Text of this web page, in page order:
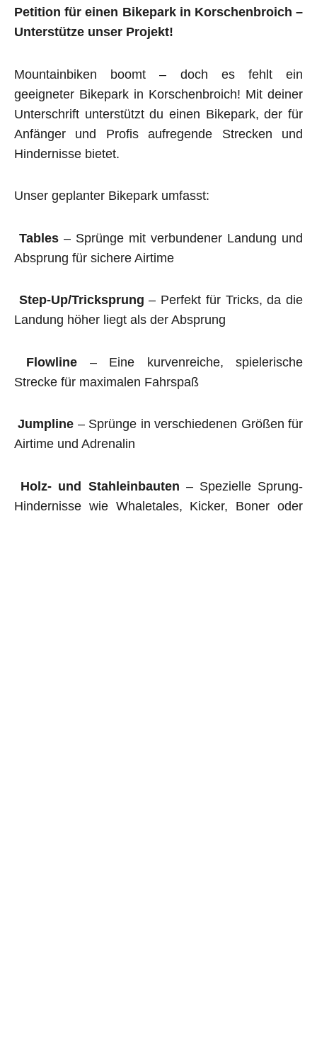
Petition für einen Bikepark in Korschenbroich –
Unterstütze unser Projekt!
Mountainbiken boomt – doch es fehlt ein
geeigneter Bikepark in Korschenbroich! Mit deiner
Unterschrift unterstützt du einen Bikepark, der für
Anfänger und Profis aufregende Strecken und
Hindernisse bietet.
Unser geplanter Bikepark umfasst:
Tables – Sprünge mit verbundener Landung und
Absprung für sichere Airtime
Step-Up/Tricksprung – Perfekt für Tricks, da die
Landung höher liegt als der Absprung
Flowline – Eine kurvenreiche, spielerische
Strecke für maximalen Fahrspaß
Jumpline – Sprünge in verschiedenen Größen für
Airtime und Adrenalin
Holz- und Stahleinbauten – Spezielle Sprung-
Hindernisse wie Whaletales, Kicker, Boner oder